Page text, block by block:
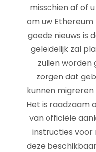
misschien af of
om uw
goede nieuws is
geleidelijk zal
zullen worden
zorgen dat
kunnen
Het is raadzaam
van officiële
instructies voor
deze